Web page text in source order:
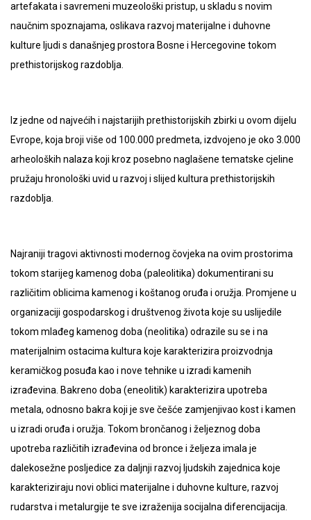
artefakata i savremeni muzeološki pristup, u skladu s novim
naučnim spoznajama, oslikava razvoj materijalne i duhovne
kulture ljudi s današnjeg prostora Bosne i Hercegovine tokom
prethistorijskog razdoblja.
Iz jedne od najvećih i najstarijih prethistorijskih zbirki u ovom dijelu
Evrope, koja broji više od 100.000 predmeta, izdvojeno je oko 3.000
arheoloških nalaza koji kroz posebno naglašene tematske cjeline
pružaju hronološki uvid u razvoj i slijed kultura prethistorijskih
razdoblja.
Najraniji tragovi aktivnosti modernog čovjeka na ovim prostorima
tokom starijeg kamenog doba (paleolitika) dokumentirani su
različitim oblicima kamenog i koštanog oruđa i oružja. Promjene u
organizaciji gospodarskog i društvenog života koje su uslijedile
tokom mlađeg kamenog doba (neolitika) odrazile su se i na
materijalnim ostacima kultura koje karakterizira proizvodnja
keramičkog posuđa kao i nove tehnike u izradi kamenih
izrađevina. Bakreno doba (eneolitik) karakterizira upotreba
metala, odnosno bakra koji je sve češće zamjenjivao kost i kamen
u izradi oruđa i oružja. Tokom brončanog i željeznog doba
upotreba različitih izrađevina od bronce i željeza imala je
dalekosežne posljedice za daljnji razvoj ljudskih zajednica koje
karakteriziraju novi oblici materijalne i duhovne kulture, razvoj
rudarstva i metalurgije te sve izraženija socijalna diferencijacija.